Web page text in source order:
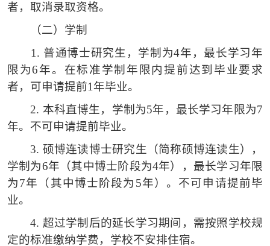
者，取消录取资格。
（二） 学制
1. 普通博士研究生，学制为4年，最长学习年
限为6年。在标准学制年限内提前达到毕业要求
者，可申请提前1年毕业。
2. 本科直博生，学制为5年，最长学习年限为7
年。不可申请提前毕业。
3. 硕博连读博士研究生（简称硕博连读生），
学制为6年（其中博士阶段为4年），最长学习年限
为7年（其中博士阶段为5年）。不可申请提前毕
业。
4. 超过学制后的延长学习期间，需按照学校规
定的标准缴纳学费，学校不安排住宿。